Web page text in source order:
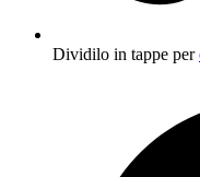
Dividilo in tappe per